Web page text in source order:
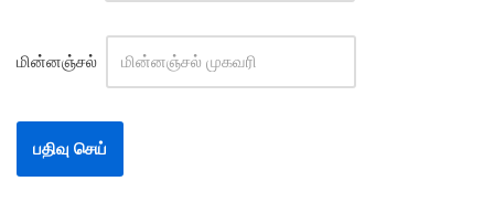
மின்னஞ்சல்